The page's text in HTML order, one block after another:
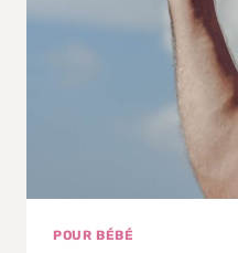
POUR BÉBÉ